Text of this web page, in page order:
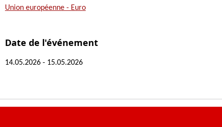
Union européenne - Euro
Date de l'événement
14.05.2026 - 15.05.2026